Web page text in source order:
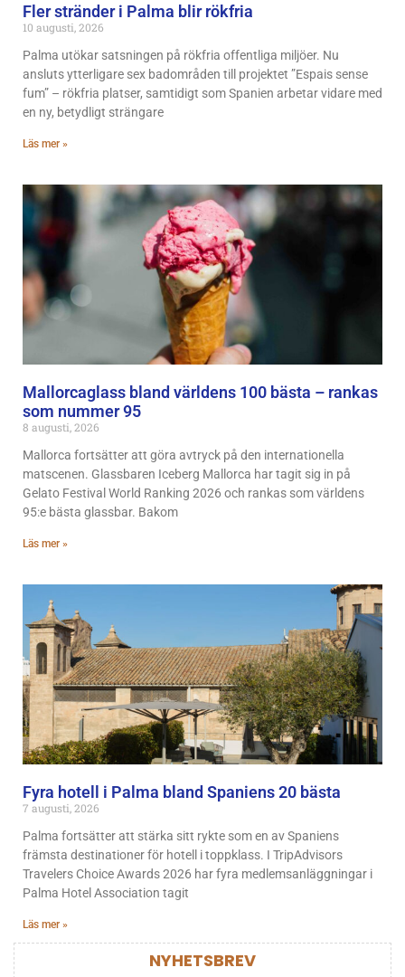
Fler stränder i Palma blir rökfria
10 augusti, 2026
Palma utökar satsningen på rökfria offentliga miljöer. Nu
ansluts ytterligare sex badområden till projektet ”Espais sense
fum” – rökfria platser, samtidigt som Spanien arbetar vidare med
en ny, betydligt strängare
Läs mer »
Mallorcaglass bland världens 100 bästa – rankas
som nummer 95
8 augusti, 2026
Mallorca fortsätter att göra avtryck på den internationella
matscenen. Glassbaren Iceberg Mallorca har tagit sig in på
Gelato Festival World Ranking 2026 och rankas som världens
95:e bästa glassbar. Bakom
Läs mer »
Fyra hotell i Palma bland Spaniens 20 bästa
7 augusti, 2026
Palma fortsätter att stärka sitt rykte som en av Spaniens
främsta destinationer för hotell i toppklass. I TripAdvisors
Travelers Choice Awards 2026 har fyra medlemsanläggningar i
Palma Hotel Association tagit
Läs mer »
NYHETSBREV